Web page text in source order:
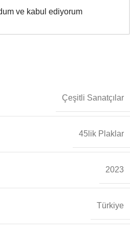
ve kabul ediyorum
Çeşitli Sanatçılar
45lik Plaklar
2023
Türkiye